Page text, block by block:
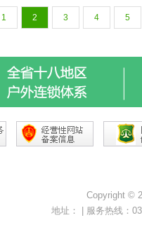
1 2 3 4 5
Copyright ©
地址： | 服务热线：